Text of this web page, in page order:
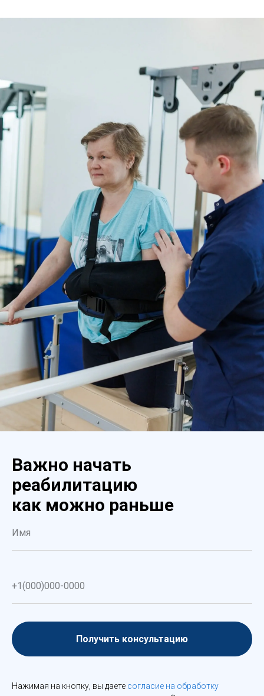
Важно начать
реабилитацию
как можно раньше
Получить консультацию
Нажимая на кнопку, вы даете согласие на обработку